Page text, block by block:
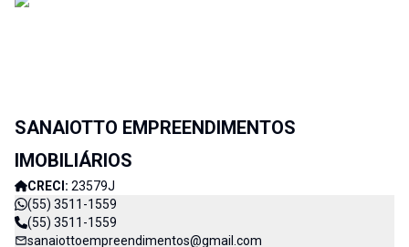
SANAIOTTO EMPREENDIMENTOS
IMOBILIÁRIOS
CRECI: 23579J
(55) 3511-1559
(55) 3511-1559
sanaiottoempreendimentos@gmail.com